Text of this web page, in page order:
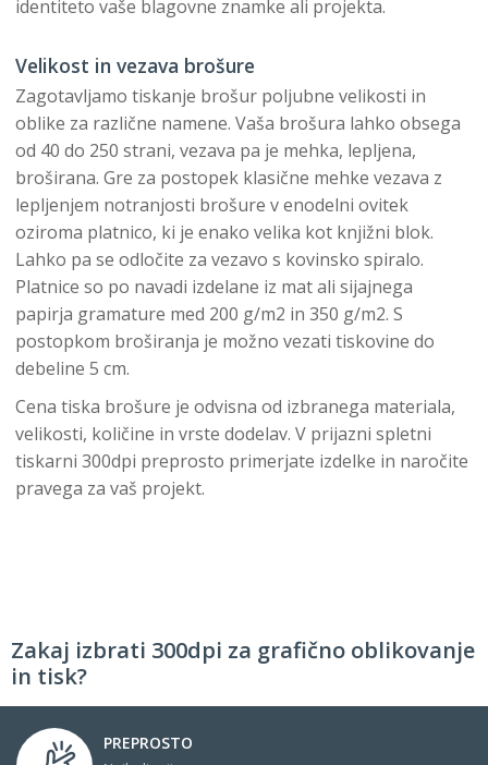
identiteto vaše blagovne znamke ali projekta.
Velikost in vezava brošure
Zagotavljamo tiskanje brošur poljubne velikosti in
oblike za različne namene. Vaša brošura lahko obsega
od 40 do 250 strani, vezava pa je mehka, lepljena,
broširana. Gre za postopek klasične mehke vezava z
lepljenjem notranjosti brošure v enodelni ovitek
oziroma platnico, ki je enako velika kot knjižni blok.
Lahko pa se odločite za vezavo s kovinsko spiralo.
Platnice so po navadi izdelane iz mat ali sijajnega
papirja gramature med 200 g/m2 in 350 g/m2. S
postopkom broširanja je možno vezati tiskovine do
debeline 5 cm.
Cena tiska brošure je odvisna od izbranega materiala,
velikosti, količine in vrste dodelav. V prijazni spletni
tiskarni 300dpi preprosto primerjate izdelke in naročite
pravega za vaš projekt.
Zakaj izbrati 300dpi za grafično oblikovanje
in tisk?
PREPROSTO